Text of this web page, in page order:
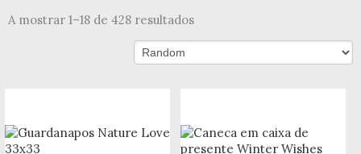
A mostrar 1–18 de 428 resultados